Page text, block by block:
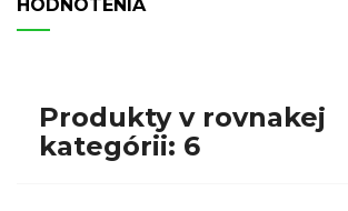
HODNOTENIA
Produkty v rovnakej
kategórii: 6